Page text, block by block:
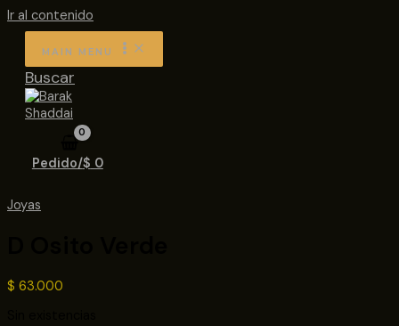
Ir al contenido
MAIN MENU
Buscar
Pedido/$ 0
Joyas
$ 63.000